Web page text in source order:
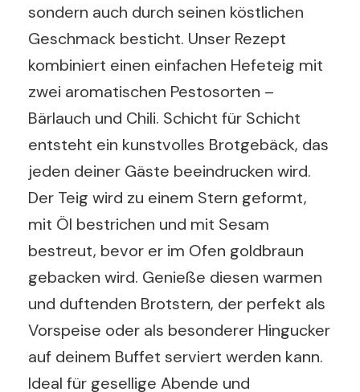
sondern auch durch seinen köstlichen
Geschmack besticht. Unser Rezept
kombiniert einen einfachen Hefeteig mit
zwei aromatischen Pestosorten –
Bärlauch und Chili. Schicht für Schicht
entsteht ein kunstvolles Brotgebäck, das
jeden deiner Gäste beeindrucken wird.
Der Teig wird zu einem Stern geformt,
mit Öl bestrichen und mit Sesam
bestreut, bevor er im Ofen goldbraun
gebacken wird. Genieße diesen warmen
und duftenden Brotstern, der perfekt als
Vorspeise oder als besonderer Hingucker
auf deinem Buffet serviert werden kann.
Ideal für gesellige Abende und